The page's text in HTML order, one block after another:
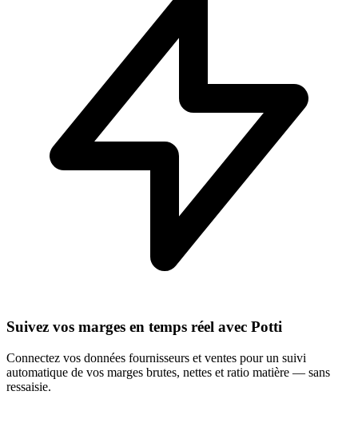
Suivez vos marges en temps réel avec Potti
Connectez vos données fournisseurs et ventes pour un suivi
automatique de vos marges brutes, nettes et ratio matière — sans
ressaisie.